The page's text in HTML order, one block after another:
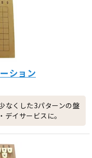
ション
なくした3パターンの盤
イサービスに。